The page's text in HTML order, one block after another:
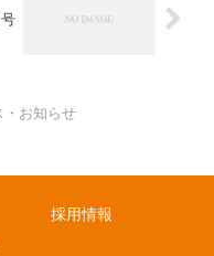
・お知らせ
採用情報